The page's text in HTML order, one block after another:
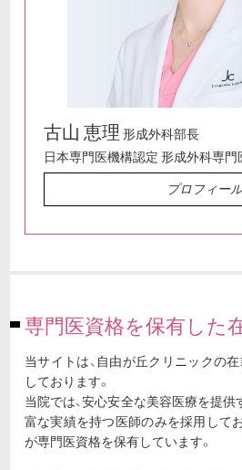
古山 恵理 形成外科部長
日本専門医機構認定 形成外科専門
プロフィール
専門医資格を保有した
当サイトは、自由が丘クリニックの
しております。
当院では、安心安全な美容医療を提供
富な実績を持つ医師のみを採用して
が専門医資格を保有しています。